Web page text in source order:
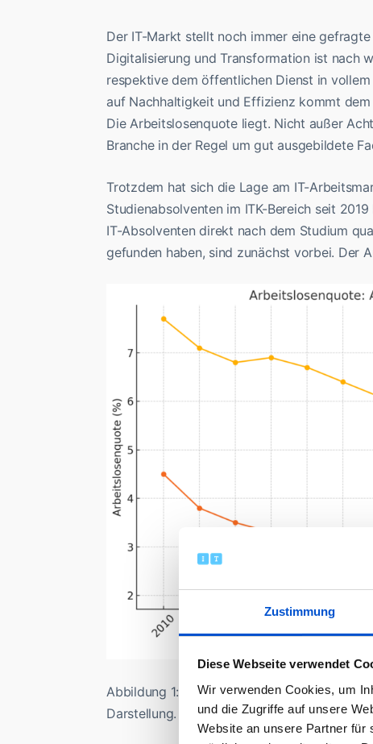
Zustimmung
Diese Webseite verwendet
Wir verwenden Cookies, um
und die Zugriffe auf unsere
Website an unsere Partner für
Der IT-Markt stellt noch immer eine
Digitalisierung und Transformation ist nach
respektive dem öffentlichen Dienst in
auf Nachhaltigkeit und Effizienz kommt
Die Arbeitslosenquote liegt. Nicht außer
Branche in der Regel um gut ausgebildete
Trotzdem hat sich die Lage am IT-
Studienabsolventen im ITK-Bereich seit
IT-Absolventen direkt nach dem Studium
gefunden haben, sind zunächst vorbei. Der
Abbildung 1: Arbeitslosenquote Allgemein
Darstellung.